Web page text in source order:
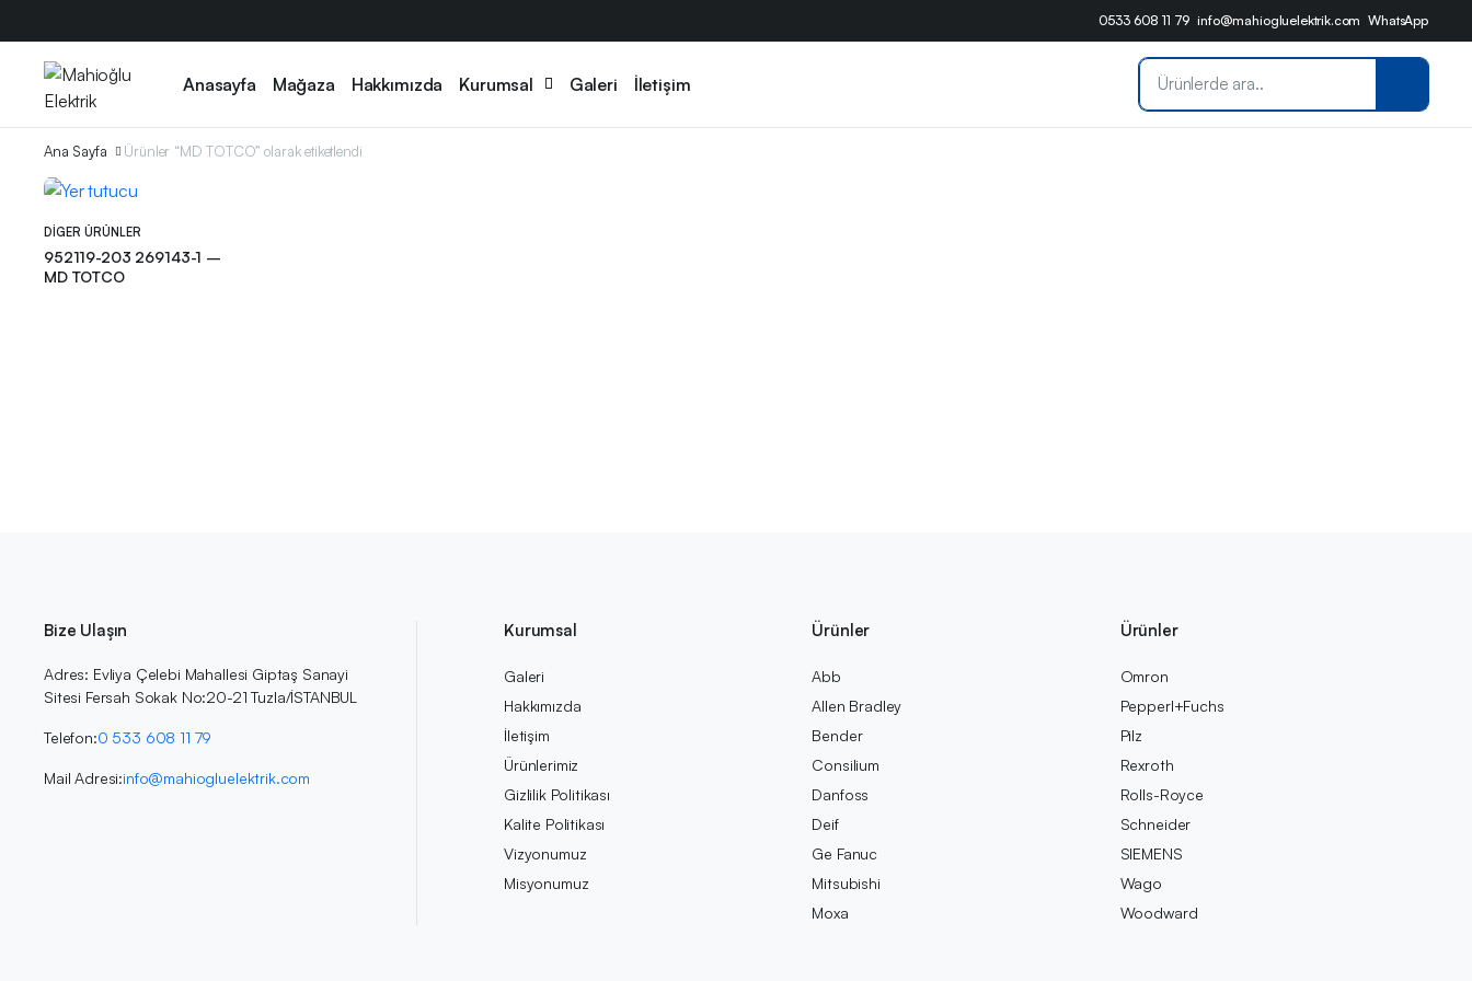
0533 608 11 79 info@mahiogluelektrik.com WhatsApp
Anasayfa Mağaza Hakkımızda Kurumsal Galeri İletişim
Ana Sayfa Ürünler “MD TOTCO” olarak etiketlendi
DIGER ÜRÜNLER
952119-203 269143-1 –
MD TOTCO
Bize Ulaşın
Adres: Evliya Çelebi Mahallesi Giptaş Sanayi
Sitesi Fersah Sokak No:20-21 Tuzla/İSTANBUL
Telefon:0 533 608 11 79
Mail Adresi:info@mahiogluelektrik.com
Kurumsal
Galeri
Hakkımızda
İletişim
Ürünlerimiz
Gizlilik Politikası
Kalite Politikası
Vizyonumuz
Misyonumuz
Ürünler
Abb
Allen Bradley
Bender
Consilium
Danfoss
Deif
Ge Fanuc
Mitsubishi
Moxa
Ürünler
Omron
Pepperl+Fuchs
Pilz
Rexroth
Rolls-Royce
Schneider
SIEMENS
Wago
Woodward